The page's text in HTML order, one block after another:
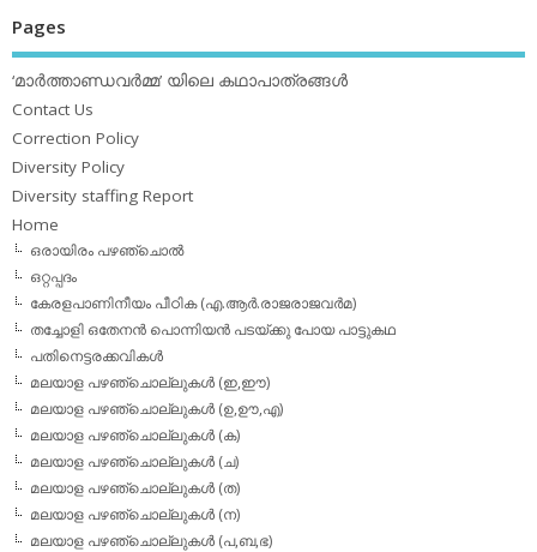
Pages
‘മാര്‍ത്താണ്ഡവര്‍മ്മ’ യിലെ കഥാപാത്രങ്ങള്‍
Contact Us
Correction Policy
Diversity Policy
Diversity staffing Report
Home
ഒരായിരം പഴഞ്ചൊല്‍
ഒറ്റപ്പദം
കേരളപാണിനീയം പീഠിക (എ.ആര്‍.രാജരാജവര്‍മ)
തച്ചോളി ഒതേനൻ പൊന്നിയൻ പടയ്‌ക്കു പോയ പാട്ടുകഥ
പതിനെട്ടരക്കവികള്‍
മലയാള പഴഞ്ചൊല്ലുകള്‍ (ഇ,ഈ)
മലയാള പഴഞ്ചൊല്ലുകള്‍ (ഉ,ഊ,എ)
മലയാള പഴഞ്ചൊല്ലുകള്‍ (ക)
മലയാള പഴഞ്ചൊല്ലുകള്‍ (ച)
മലയാള പഴഞ്ചൊല്ലുകള്‍ (ത)
മലയാള പഴഞ്ചൊല്ലുകള്‍ (ന)
മലയാള പഴഞ്ചൊല്ലുകള്‍ (പ,ബ,ഭ)